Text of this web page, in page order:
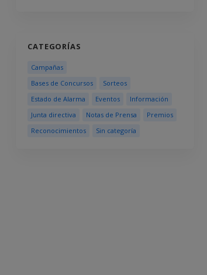
CATEGORÍAS
Campañas
Bases de Concursos
Sorteos
Estado de Alarma
Eventos
Información
Junta directiva
Notas de Prensa
Premios
Reconocimientos
Sin categoría